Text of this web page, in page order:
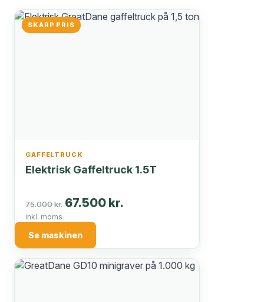
SKARP PRIS
GAFFELTRUCK
Elektrisk Gaffeltruck 1.5T
75.000 kr. 67.500 kr.
inkl. moms
Se maskinen